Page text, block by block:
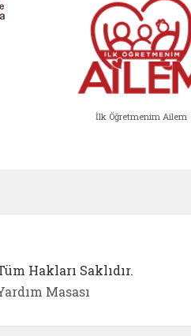
İlk Öğretmenim Ailem
Hakları Saklıdır.
Masası